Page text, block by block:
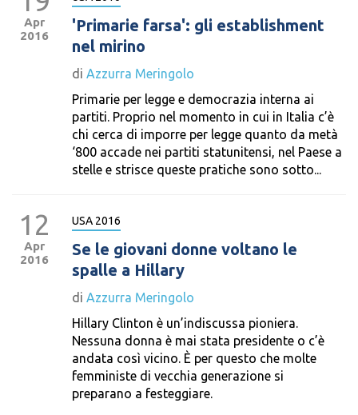
Apr
2016
'Primarie farsa': gli establishment
nel mirino
di Azzurra Meringolo
Primarie per legge e democrazia interna ai
partiti. Proprio nel momento in cui in Italia c’è
chi cerca di imporre per legge quanto da metà
‘800 accade nei partiti statunitensi, nel Paese a
stelle e strisce queste pratiche sono sotto...
12
Apr
2016
USA 2016
Se le giovani donne voltano le
spalle a Hillary
di Azzurra Meringolo
Hillary Clinton è un’indiscussa pioniera.
Nessuna donna è mai stata presidente o c’è
andata così vicino. È per questo che molte
femministe di vecchia generazione si
preparano a festeggiare.